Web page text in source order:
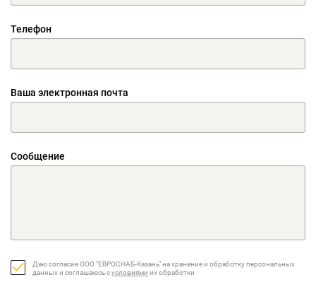
Телефон
Ваша электронная почта
Сообщение
Даю согласие ООО "ЕВРОСНАБ-Казань" на хранение и обработку персональных
данных и соглашаюсь сусловиями их обработки